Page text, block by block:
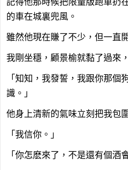
的車在城裏兜風。
雖然他現在賺了不少，但一直
我剛坐穩，顧景榆就黏了過來
「知知，我發誓，我跟你那個
識。」
他身上清新的氣味立刻把我包
「我信你。」
「你怎麽來了，不是還有個酒